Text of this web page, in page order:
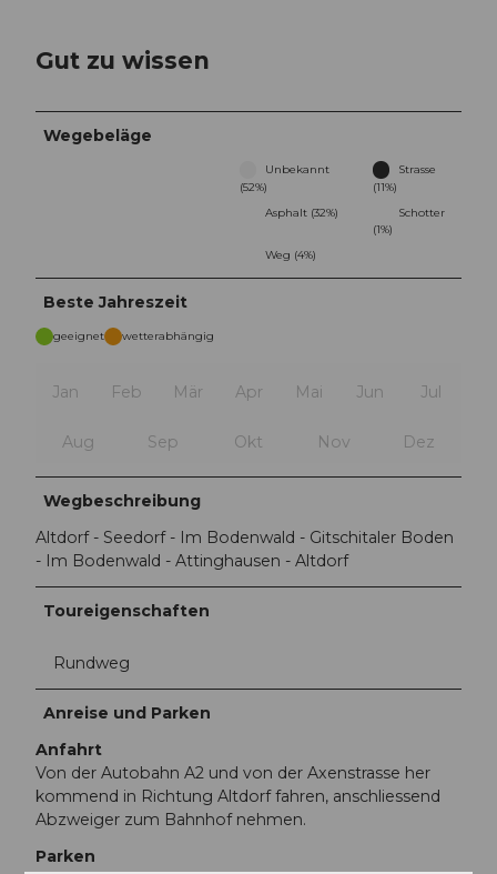
Gut zu wissen
Wegebeläge
Unbekannt
(52%)
Strasse
(11%)
Asphalt (32%)
Schotter
(1%)
Weg (4%)
Beste Jahreszeit
geeignet wetterabhängig
Jan Feb Mär Apr Mai Jun Jul
Aug Sep Okt Nov Dez
Wegbeschreibung
Altdorf - Seedorf - Im Bodenwald - Gitschitaler Boden
- Im Bodenwald - Attinghausen - Altdorf
Toureigenschaften
Rundweg
Anreise und Parken
Anfahrt
Von der Autobahn A2 und von der Axenstrasse her
kommend in Richtung Altdorf fahren, anschliessend
Abzweiger zum Bahnhof nehmen.
Parken